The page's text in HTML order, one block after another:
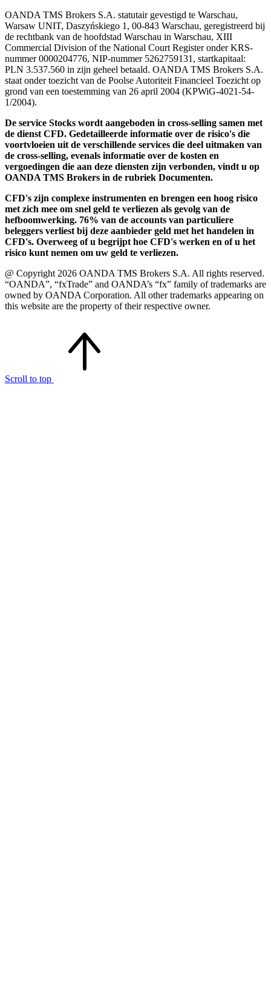
OANDA TMS Brokers S.A. statutair gevestigd te Warschau,
Warsaw UNIT, Daszyńskiego 1, 00-843 Warschau, geregistreerd bij
de rechtbank van de hoofdstad Warschau in Warschau, XIII
Commercial Division of the National Court Register onder KRS-
nummer 0000204776, NIP-nummer 5262759131, startkapitaal:
PLN 3.537.560 in zijn geheel betaald. OANDA TMS Brokers S.A.
staat onder toezicht van de Poolse Autoriteit Financieel Toezicht op
grond van een toestemming van 26 april 2004 (KPWiG-4021-54-
1/2004).
De service Stocks wordt aangeboden in cross-selling samen met
de dienst CFD. Gedetailleerde informatie over de risico's die
voortvloeien uit de verschillende services die deel uitmaken van
de cross-selling, evenals informatie over de kosten en
vergoedingen die aan deze diensten zijn verbonden, vindt u op
OANDA TMS Brokers in de rubriek Documenten.
CFD's zijn complexe instrumenten en brengen een hoog risico
met zich mee om snel geld te verliezen als gevolg van de
hefboomwerking. 76% van de accounts van particuliere
beleggers verliest bij deze aanbieder geld met het handelen in
CFD's. Overweeg of u begrijpt hoe CFD's werken en of u het
risico kunt nemen om uw geld te verliezen.
@ Copyright 2026 OANDA TMS Brokers S.A. All rights reserved.
“OANDA”, “fxTrade” and OANDA’s “fx” family of trademarks are
owned by OANDA Corporation. All other trademarks appearing on
this website are the property of their respective owner.
Scroll to top